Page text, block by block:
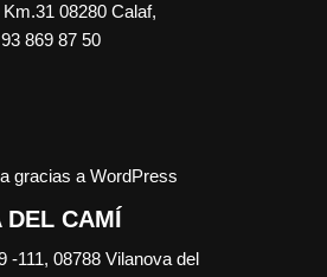
08280 Calaf,
869 87 50
gracias a WordPress
DEL CAMÍ
-111, 08788 Vilanova del